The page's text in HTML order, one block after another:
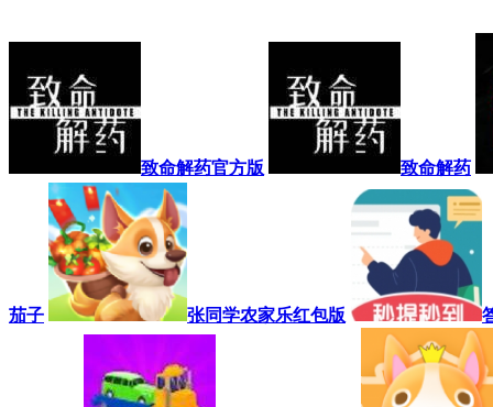
致命解药官方版 致命解药
茄子 张同学农家乐红包版